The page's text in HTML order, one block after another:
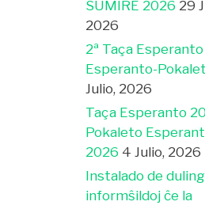
SUMIRE 2026 29
2026
2ª Taça Esperanto
Esperanto-
Julio, 2026
Taça Esperanto
Pokaleto
2026 4 Julio, 2026
Instalado de
informŝildoj ĉe la